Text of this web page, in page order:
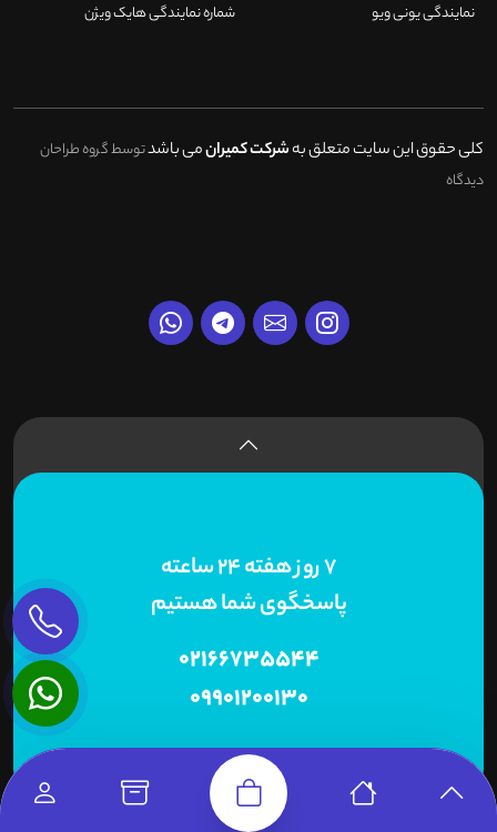
نمایندگی یونی ویو
شماره نمایندگی هایک ویژن
کلی حقوق این سایت متعلق بهشرکت کمیرانمی باشدتوسط گروه طراحان
دیدگاه
7 روز هفته 24 ساعته
پاسخگوی شما هستیم
02166735544
09901200130